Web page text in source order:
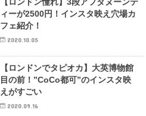
ィーが2500円！インスタ映え穴場カ
フェ紹介！
2020.10.05
【ロンドンでタピオカ】大英博物館
目の前！”CoCo都可”のインスタ映
えがすごい
2020.09.16